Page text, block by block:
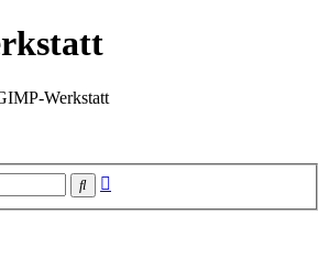
Werkstatt
Suche